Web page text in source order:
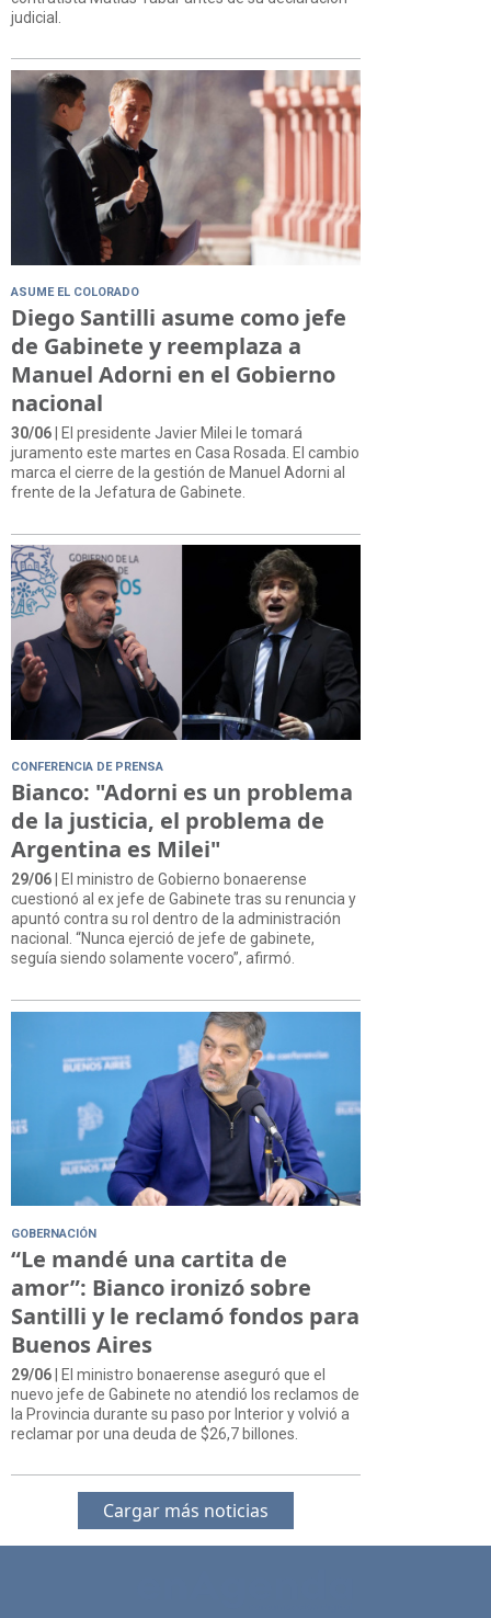
judicial.
ASUME EL COLORADO
Diego Santilli asume como jefe
de Gabinete y reemplaza a
Manuel Adorni en el Gobierno
nacional
30/06 | El presidente Javier Milei le tomará
juramento este martes en Casa Rosada. El cambio
marca el cierre de la gestión de Manuel Adorni al
frente de la Jefatura de Gabinete.
CONFERENCIA DE PRENSA
Bianco: "Adorni es un problema
de la justicia, el problema de
Argentina es Milei"
29/06 | El ministro de Gobierno bonaerense
cuestionó al ex jefe de Gabinete tras su renuncia y
apuntó contra su rol dentro de la administración
nacional. “Nunca ejerció de jefe de gabinete,
seguía siendo solamente vocero”, afirmó.
GOBERNACIÓN
“Le mandé una cartita de
amor”: Bianco ironizó sobre
Santilli y le reclamó fondos para
Buenos Aires
29/06 | El ministro bonaerense aseguró que el
nuevo jefe de Gabinete no atendió los reclamos de
la Provincia durante su paso por Interior y volvió a
reclamar por una deuda de $26,7 billones.
Cargar más noticias